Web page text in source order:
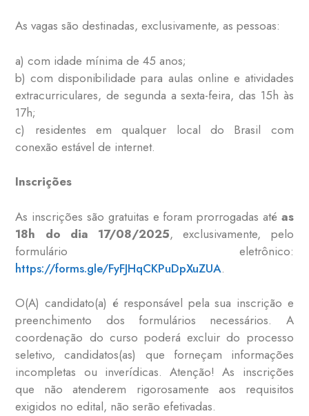
As vagas são destinadas, exclusivamente, as pessoas:
a) com idade mínima de 45 anos;
b) com disponibilidade para aulas online e atividades
extracurriculares, de segunda a sexta-feira, das 15h às
17h;
c) residentes em qualquer local do Brasil com
conexão estável de internet.
Inscrições
As inscrições são gratuitas e foram prorrogadas até as
18h do dia 17/08/2025, exclusivamente, pelo
formulário eletrônico:
https://forms.gle/FyFJHqCKPuDpXuZUA.
O(A) candidato(a) é responsável pela sua inscrição e
preenchimento dos formulários necessários. A
coordenação do curso poderá excluir do processo
seletivo, candidatos(as) que forneçam informações
incompletas ou inverídicas. Atenção! As inscrições
que não atenderem rigorosamente aos requisitos
exigidos no edital, não serão efetivadas.